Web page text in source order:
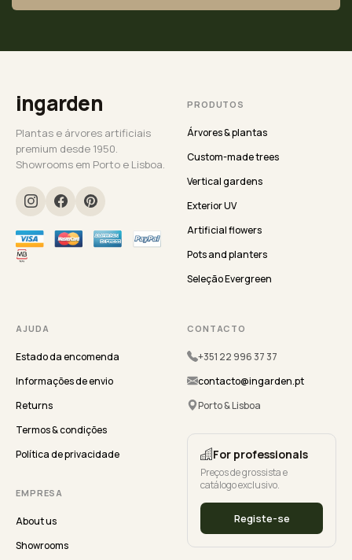
ingarden
Plantas e árvores artificiais
premium desde 1950.
Showrooms em Porto e Lisboa.
PRODUTOS
Árvores & plantas
Custom-made trees
Vertical gardens
Exterior UV
Artificial flowers
Pots and planters
Seleção Evergreen
AJUDA
Estado da encomenda
Informações de envio
Returns
Termos & condições
Política de privacidade
EMPRESA
About us
Showrooms
CONTACTO
+351 22 996 37 37
contacto@ingarden.pt
Porto & Lisboa
For professionals
Preços de grossista e
catálogo exclusivo.
Registe-se